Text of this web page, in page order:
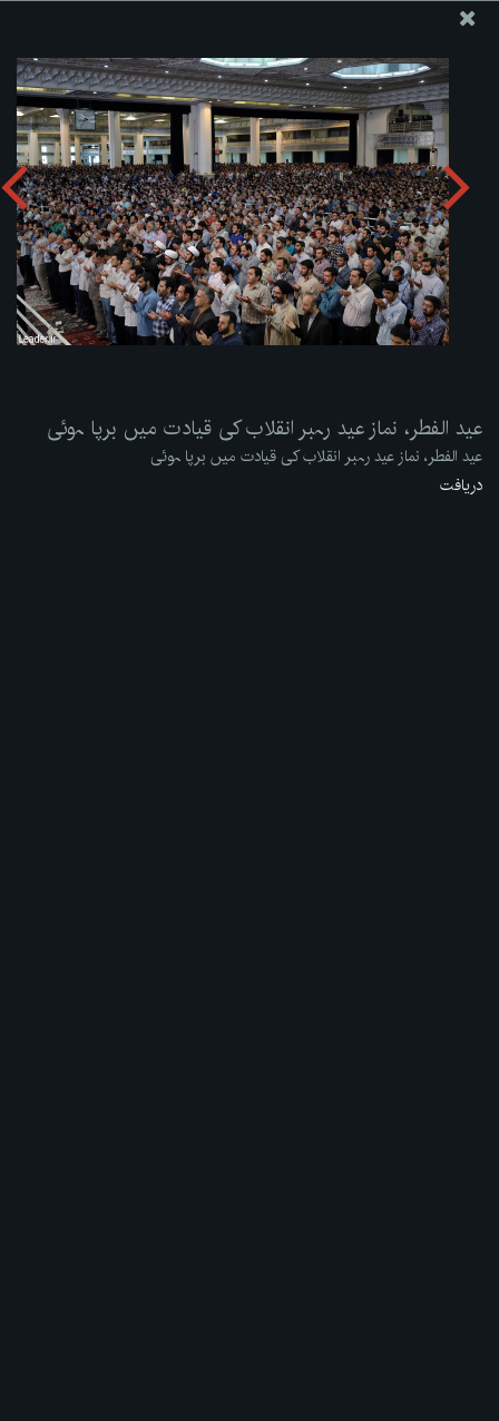
عید الفطر، نماز عید رہبر انقلاب کی قیادت میں برپا ہوئی
تصویری البم دریافت کریں:zip
عید الفطر، نماز عید رہبر انقلاب کی قیادت میں برپا ہوئی
عید الفطر، نماز عید رہبر انقلاب کی قیادت میں برپا ہوئی
دریافت